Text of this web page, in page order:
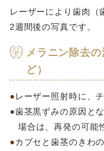
レーザーにより歯肉（
2週間後の写真です。
メラニン除去
ど）
レーザー照射時に、
歯茎黒ずみの原因と
場合は、再発の可能
カブセと歯茎のきわ